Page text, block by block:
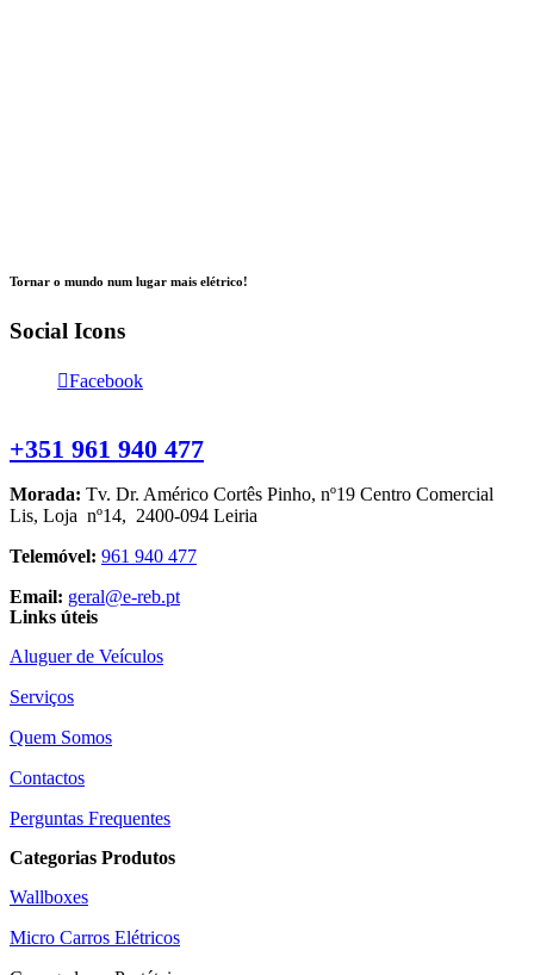
Tornar o mundo num lugar mais elétrico!
Social Icons
Facebook
+351 961 940 477
Morada: Tv. Dr. Américo Cortês Pinho, nº19 Centro Comercial
Lis, Loja nº14, 2400-094 Leiria
Telemóvel: 961 940 477
Email: geral@e-reb.pt
Links úteis
Aluguer de Veículos
Serviços
Quem Somos
Contactos
Perguntas Frequentes
Categorias Produtos
Wallboxes
Micro Carros Elétricos